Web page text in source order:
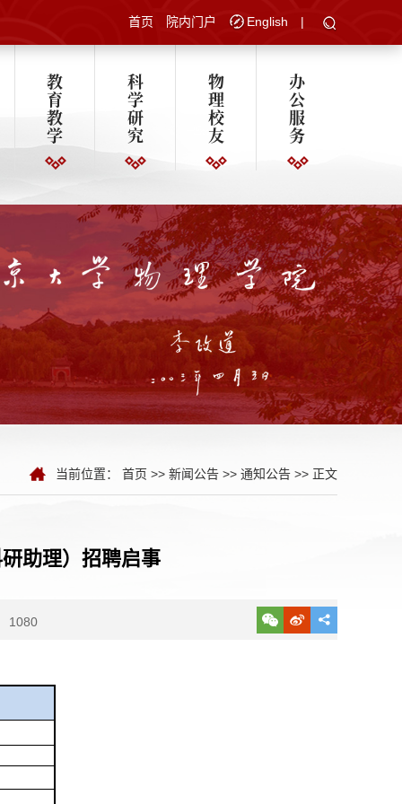
首页 院内门户 English |
教
育
教
学
科
学
研
究
物
理
校
友
办
公
服
务
当前位置： 首页 >> 新闻公告 >> 通知公告 >> 正文
助理）招聘启事
1080